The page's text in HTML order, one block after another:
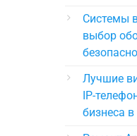
Системы
выбор
Лучшие
IP-
бизнеса